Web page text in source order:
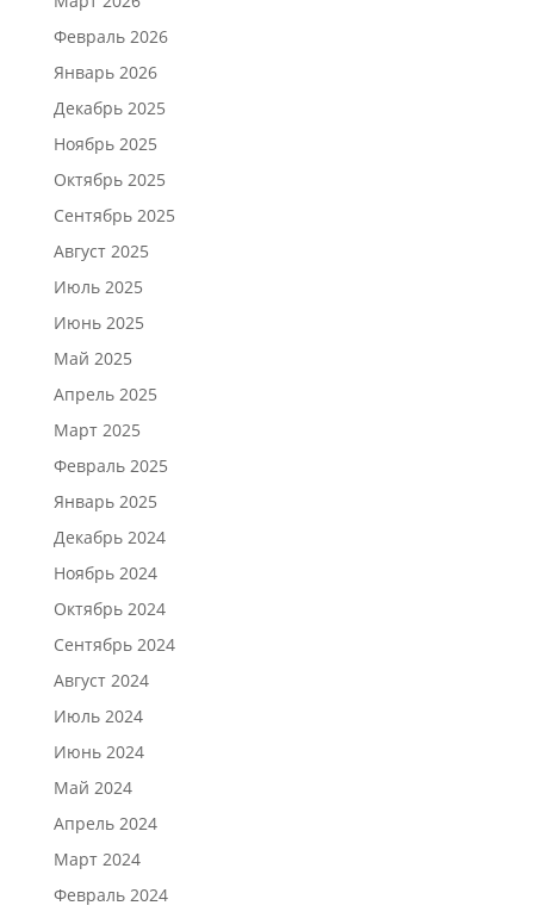
Февраль 2026
Январь 2026
Декабрь 2025
Ноябрь 2025
Октябрь 2025
Сентябрь 2025
Август 2025
Июль 2025
Июнь 2025
Май 2025
Апрель 2025
Март 2025
Февраль 2025
Январь 2025
Декабрь 2024
Ноябрь 2024
Октябрь 2024
Сентябрь 2024
Август 2024
Июль 2024
Июнь 2024
Май 2024
Апрель 2024
Март 2024
Февраль 2024